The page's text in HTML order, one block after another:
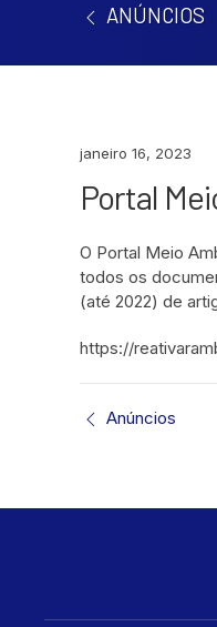
ANÚNCIOS
janeiro 16, 2023
Portal
O Portal Meio
todos os
(até 2022) de
https://
Anúncios